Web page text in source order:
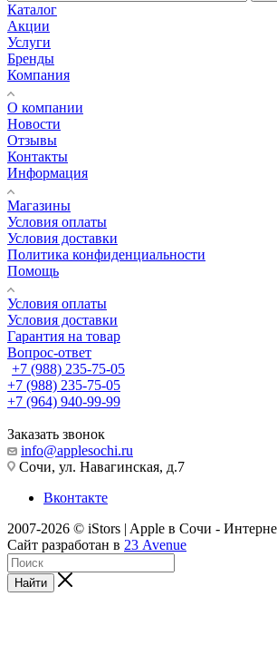
Каталог
Акции
Услуги
Бренды
Компания
О компании
Новости
Отзывы
Контакты
Информация
Магазины
Условия оплаты
Условия доставки
Политика конфиденциальности
Помощь
Условия оплаты
Условия доставки
Гарантия на товар
Вопрос-ответ
+7 (988) 235-75-05
+7 (988) 235-75-05
+7 (964) 940-99-99
Заказать звонок
info@applesochi.ru
Сочи, ул. Навагинская, д.7
Вконтакте
2007-2026 © iStors | Apple в Сочи -
Сайт разработан в 23 Avenue
Найти